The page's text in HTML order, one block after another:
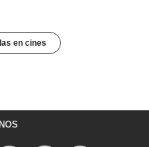
en cines